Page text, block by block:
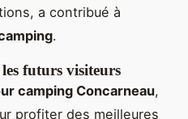
a contribué à
.
futurs visiteurs
camping Concarneau,
profiter des meilleures